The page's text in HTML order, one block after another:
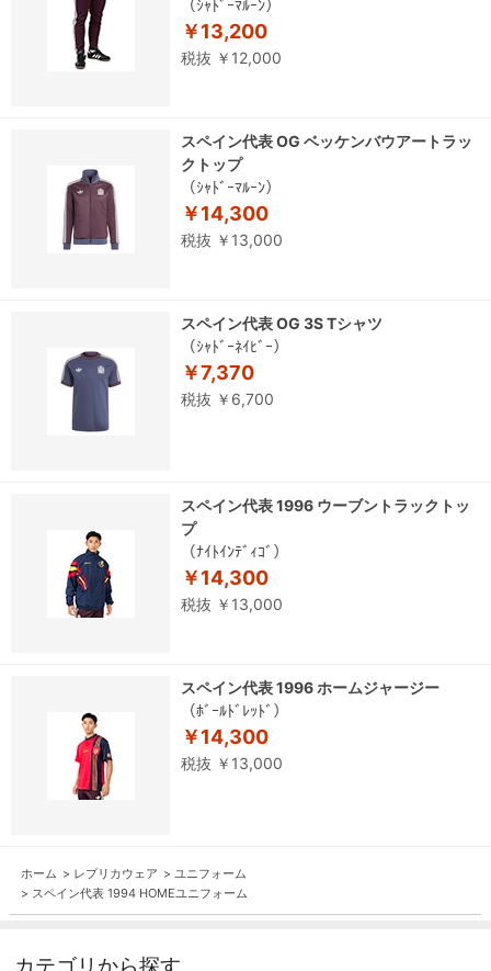
（ｼｬﾄﾞｰﾏﾙｰﾝ）
￥13,200
税抜 ￥12,000
スペイン代表 OG ベッケンバウアートラッ
クトップ
（ｼｬﾄﾞｰﾏﾙｰﾝ）
￥14,300
税抜 ￥13,000
スペイン代表 OG 3S Tシャツ
（ｼｬﾄﾞｰﾈｲﾋﾞｰ）
￥7,370
税抜 ￥6,700
スペイン代表 1996 ウーブントラックトッ
プ
（ﾅｲﾄｲﾝﾃﾞｨｺﾞ）
￥14,300
税抜 ￥13,000
スペイン代表 1996 ホームジャージー
（ﾎﾞｰﾙﾄﾞﾚｯﾄﾞ）
￥14,300
税抜 ￥13,000
ホーム > レプリカウェア > ユニフォーム
> スペイン代表 1994 HOMEユニフォーム